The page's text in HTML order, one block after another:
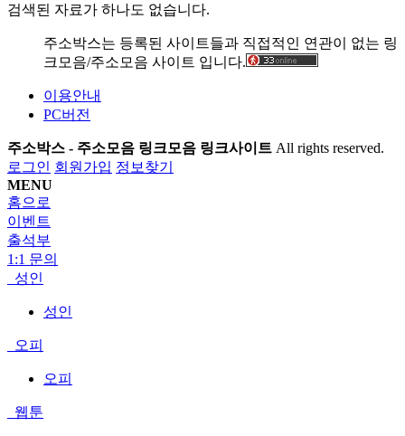
검색된 자료가 하나도 없습니다.
주소박스는 등록된 사이트들과 직접적인 연관이 없는 링
크모음/주소모음 사이트 입니다.
이용안내
PC버전
주소박스 - 주소모음 링크모음 링크사이트 All rights reserved.
로그인 회원가입 정보찾기
MENU
홈으로
이벤트
출석부
1:1 문의
성인
성인
오피
오피
웹툰